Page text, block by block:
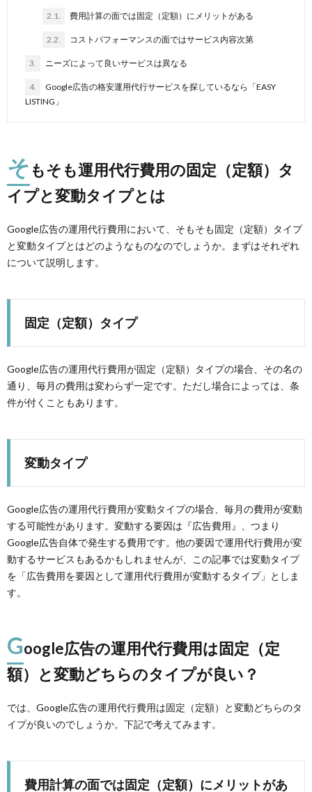
2.1. 費用計算の面では固定（定額）にメリットがある
2.2. コストパフォーマンスの面ではサービス内容次第
3. ニーズによって良いサービスは異なる
4.
Google広告の格安運用代行サービスを探しているなら「EASY
LISTING」
そ もそも運用代行費用の固定（定額）タ
イプと変動タイプとは
Google広告の運用代行費用において、そもそも固定（定額）タイプ
と変動タイプとはどのようなものなのでしょうか。まずはそれぞれ
について説明します。
固定（定額）タイプ
Google広告の運用代行費用が固定（定額）タイプの場合、その名の
通り、毎月の費用は変わらず一定です。ただし場合によっては、条
件が付くこともあります。
変動タイプ
Google広告の運用代行費用が変動タイプの場合、毎月の費用が変動
する可能性があります。変動する要因は『広告費用』、つまり
Google広告自体で発生する費用です。他の要因で運用代行費用が変
動するサービスもあるかもしれませんが、この記事では変動タイプ
を「広告費用を要因として運用代行費用が変動するタイプ」としま
す。
Google広告の運用代行費用は固定（定
額）と変動どちらのタイプが良い？
では、Google広告の運用代行費用は固定（定額）と変動どちらのタ
イプが良いのでしょうか。下記で考えてみます。
費用計算の面では固定（定額）にメリットがあ